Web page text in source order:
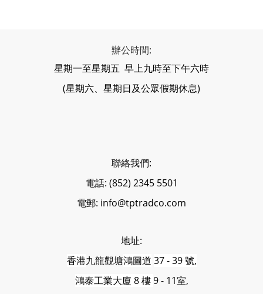
辦公時間:
星期一至星期五 早上九時至下午六時
(星期六、星期日及公眾假期休息)
聯絡我們:
電話: (852) 2345 5501
電郵: info@tptradco.com
地址:
香港九龍觀塘鴻圖道 37 - 39 號,
鴻泰工業大廈 8 樓9 - 11室,